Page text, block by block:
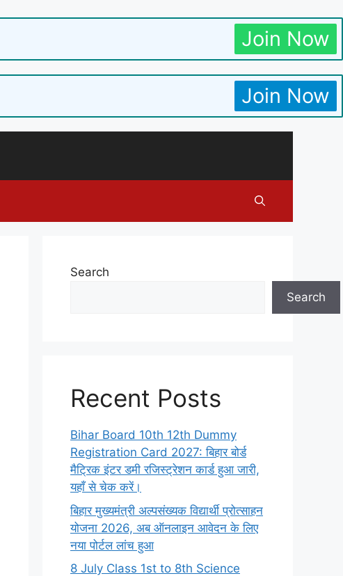
Join Now
Join Now
Search
Search
Recent Posts
Bihar Board 10th 12th Dummy
Registration Card 2027: बिहार बोर्ड
मैट्रिक इंटर डमी रजिस्ट्रेशन कार्ड हुआ जारी,
यहाँ से चेक करें।
बिहार मुख्यमंत्री अल्पसंख्यक विद्यार्थी प्रोत्साहन
योजना 2026, अब ऑनलाइन आवेदन के लिए
नया पोर्टल लांच हुआ
8 July Class 1st to 8th Science